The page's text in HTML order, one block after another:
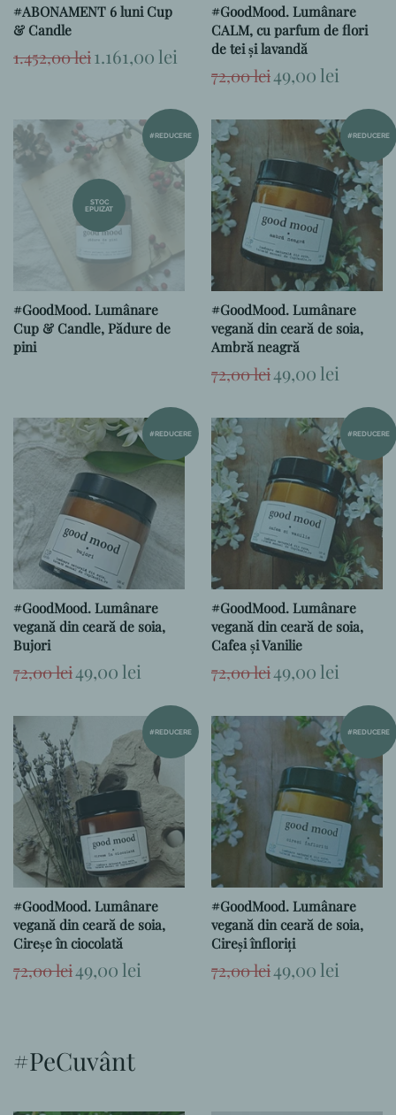
#ABONAMENT 6 luni Cup
& Candle
Preț
obișnuit
1.452,00 lei Preț
la
1.161,00 lei
#GoodMood. Lumânare
CALM, cu parfum de flori
de tei și lavandă
Preț
obișnuit
72,00 lei Preț
la
49,00 lei
#REDUCERE
STOC
EPUIZAT
#GoodMood. Lumânare
Cup & Candle, Pădure de
pini
#REDUCERE
#GoodMood. Lumânare
vegană din ceară de soia,
Ambră neagră
Preț
obișnuit
72,00 lei Preț
la
49,00 lei
#REDUCERE
#GoodMood. Lumânare
vegană din ceară de soia,
Bujori
Preț
obișnuit
72,00 lei Preț
la
49,00 lei
#REDUCERE
#GoodMood. Lumânare
vegană din ceară de soia,
Cafea și Vanilie
Preț
obișnuit
72,00 lei Preț
la
49,00 lei
#REDUCERE
#GoodMood. Lumânare
vegană din ceară de soia,
Cireșe în ciocolată
Preț
obișnuit
72,00 lei Preț
la
49,00 lei
#REDUCERE
#GoodMood. Lumânare
vegană din ceară de soia,
Cireși înfloriți
Preț
obișnuit
72,00 lei Preț
la
49,00 lei
#PeCuvânt